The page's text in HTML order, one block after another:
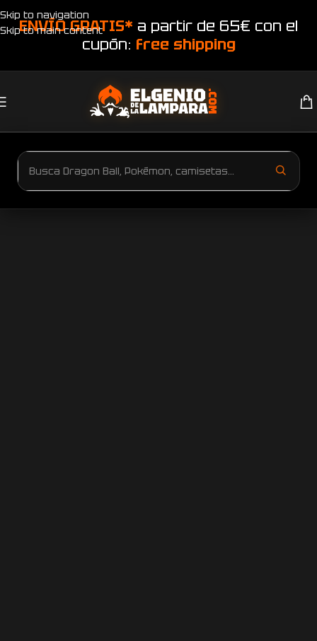
Skip to navigation
Skip to main content
ENVÍO GRATIS* a partir de 65€ con el
cupón: free shipping